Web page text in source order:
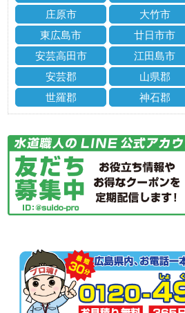
庄原市
大竹市
東広島市
廿日市市
安芸高田市
江田島市
安芸郡
山県郡
世羅郡
神石郡